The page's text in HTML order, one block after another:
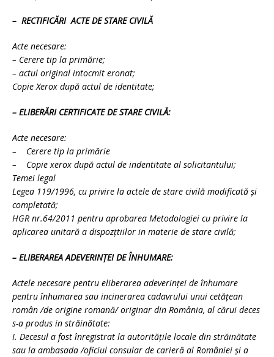
– RECTIFICĂRI ACTE DE STARE CIVILĂ
Acte necesare:
– Cerere tip la primărie;
– actul original intocmit eronat;
Copie Xerox după actul de identitate;
– ELIBERĂRI CERTIFICATE DE STARE CIVILĂ:
Acte necesare:
– Cerere tip la primărie
– Copie xerox după actul de indentitate al solicitantului;
Temei legal
Legea 119/1996, cu privire la actele de stare civilă modificată şi
completată;
HGR nr.64/2011 pentru aprobarea Metodologiei cu privire la
aplicarea unitară a dispozţtiilor in materie de stare civilă;
– ELIBERAREA ADEVERINŢEI DE ÎNHUMARE:
Actele necesare pentru eliberarea adeverinţei de înhumare
pentru înhumarea sau incinerarea cadavrului unui cetăţean
român /de origine romană/ originar din România, al cărui deces
s-a produs in străinătate:
I. Decesul a fost înregistrat la autorităţile locale din străinătate
sau la ambasada /oficiul consular de carieră al României şi a